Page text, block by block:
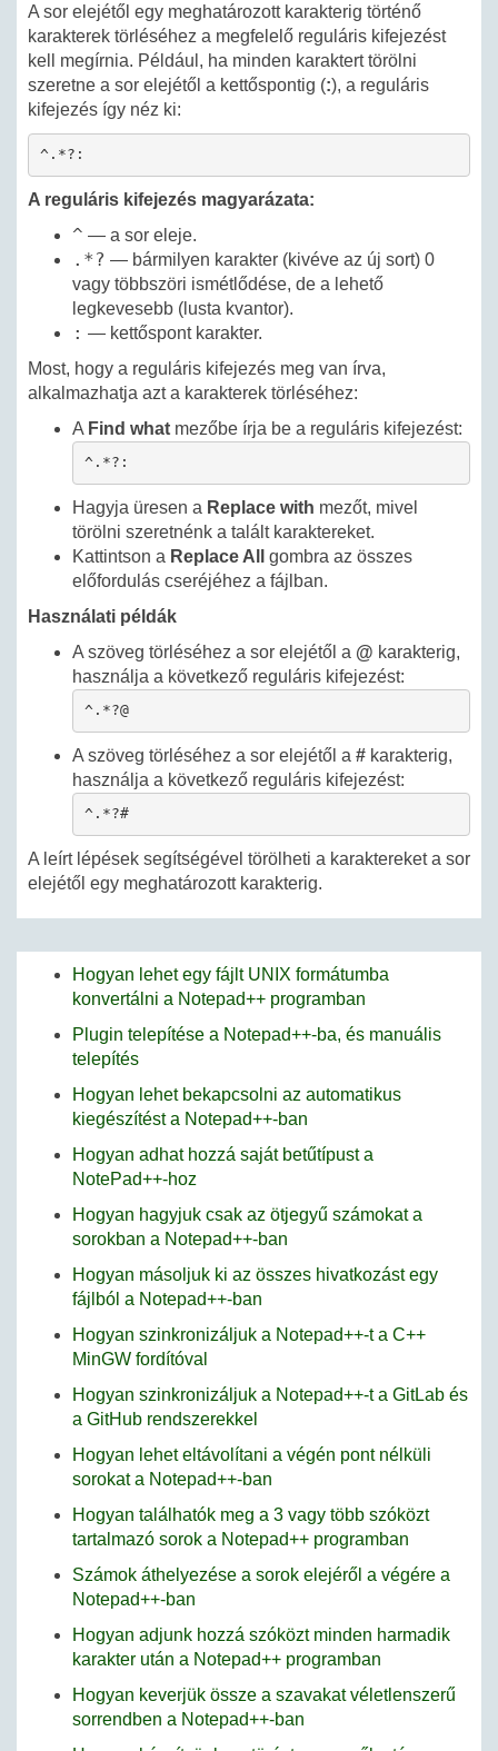
A sor elejétől egy meghatározott karakterig történő
karakterek törléséhez a megfelelő reguláris kifejezést
kell megírnia. Például, ha minden karaktert törölni
szeretne a sor elejétől a kettőspontig (:), a reguláris
kifejezés így néz ki:
^.*?:
A reguláris kifejezés magyarázata:
^ — a sor eleje.
.*? — bármilyen karakter (kivéve az új sort) 0
vagy többszöri ismétlődése, de a lehető
legkevesebb (lusta kvantor).
: — kettőspont karakter.
Most, hogy a reguláris kifejezés meg van írva,
alkalmazhatja azt a karakterek törléséhez:
A Find what mezőbe írja be a reguláris kifejezést:
^.*?:
Hagyja üresen a Replace with mezőt, mivel
törölni szeretnénk a talált karaktereket.
Kattintson a Replace All
gombra az összes
előfordulás cseréjéhez a fájlban.
Használati példák
A szöveg törléséhez a sor elejétől a @ karakterig,
használja a következő reguláris kifejezést:
^.*?@
A szöveg törléséhez a sor elejétől a # karakterig,
használja a következő reguláris kifejezést:
^.*?#
A leírt lépések segítségével törölheti a karaktereket a sor
elejétől egy meghatározott karakterig.
Hogyan lehet egy fájlt UNIX formátumba
konvertálni a Notepad++ programban
Plugin telepítése a Notepad++-ba, és manuális
telepítés
Hogyan lehet bekapcsolni az automatikus
kiegészítést a Notepad++-ban
Hogyan adhat hozzá saját betűtípust a
NotePad++-hoz
Hogyan hagyjuk csak az ötjegyű számokat a
sorokban a Notepad++-ban
Hogyan másoljuk ki az összes hivatkozást egy
fájlból a Notepad++-ban
Hogyan szinkronizáljuk a Notepad++-t a C++
MinGW fordítóval
Hogyan szinkronizáljuk a Notepad++-t a GitLab és
a GitHub rendszerekkel
Hogyan lehet eltávolítani a végén pont nélküli
sorokat a Notepad++-ban
Hogyan találhatók meg a 3 vagy több szóközt
tartalmazó sorok a Notepad++ programban
Számok áthelyezése a sorok elejéről a végére a
Notepad++-ban
Hogyan adjunk hozzá szóközt minden harmadik
karakter után a Notepad++ programban
Hogyan keverjük össze a szavakat véletlenszerű
sorrendben a Notepad++-ban